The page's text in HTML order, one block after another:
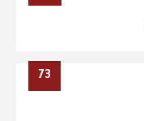
73